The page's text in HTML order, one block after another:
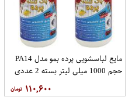
مایع لباسشویی پرده بمو مدل PA14
حجم 1000 میلی لیتر بسته 2 عددی
۱۱۰,۶۰۰